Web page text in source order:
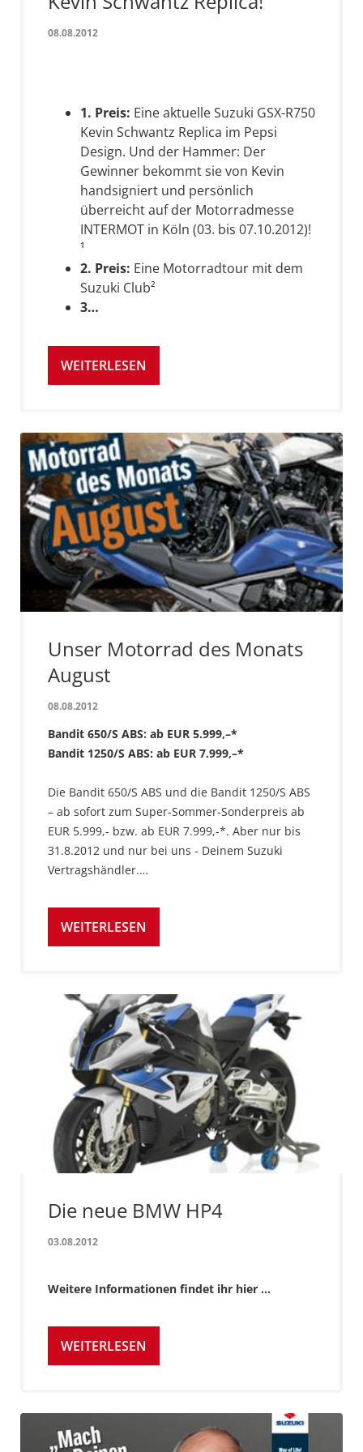
08.08.2012
1. Preis: Eine aktuelle Suzuki GSX-R750
Kevin Schwantz Replica im Pepsi
Design. Und der Hammer: Der
Gewinner bekommt sie von Kevin
handsigniert und persönlich
überreicht auf der Motorradmesse
INTERMOT in Köln (03. bis 07.10.2012)!
¹
2. Preis: Eine Motorradtour mit dem
Suzuki Club²
3…
WEITERLESEN
Unser Motorrad des Monats
August
08.08.2012
Bandit 650/S ABS: ab EUR 5.999,–*
Bandit 1250/S ABS: ab EUR 7.999,–*
Die Bandit 650/S ABS und die Bandit 1250/S ABS
– ab sofort zum Super-Sommer-Sonderpreis ab
EUR 5.999,- bzw. ab EUR 7.999,-*. Aber nur bis
31.8.2012 und nur bei uns - Deinem Suzuki
Vertragshändler.…
WEITERLESEN
Die neue BMW HP4
03.08.2012
Weitere Informationen findet ihr hier ...
WEITERLESEN